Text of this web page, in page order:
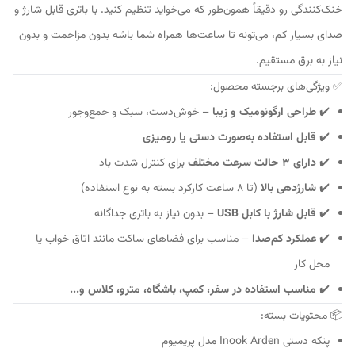
خنک‌کنندگی رو دقیقاً همون‌طور که می‌خواید تنظیم کنید. با باتری قابل شارژ و
صدای بسیار کم، می‌تونه تا ساعت‌ها همراه شما باشه بدون مزاحمت و بدون
نیاز به برق مستقیم.
✅ ویژگی‌های برجسته محصول:
✔️طراحی ارگونومیک و زیبا – خوش‌دست، سبک و جمع‌وجور
✔️ قابل استفاده به‌صورت دستی یا رومیزی
✔️دارای ۳ حالت سرعت مختلف
برای کنترل شدت باد
✔️شارژدهی بالا (تا ۸ ساعت کارکرد بسته به نوع استفاده)
✔️ قابل شارژ با کابل USB
– بدون نیاز به باتری جداگانه
✔️عملکرد کم‌صدا – مناسب برای فضاهای ساکت مانند اتاق خواب یا
محل کار
✔️ مناسب استفاده در سفر، کمپ، باشگاه، مترو، کلاس و...
📦 محتویات بسته:
پنکه دستی Inook Arden مدل پریمیوم